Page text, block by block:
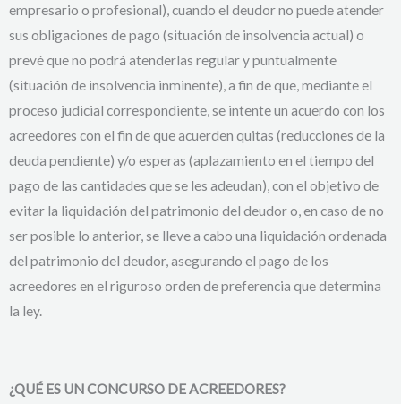
empresario o profesional), cuando el deudor no puede atender
sus obligaciones de pago (situación de insolvencia actual) o
prevé que no podrá atenderlas regular y puntualmente
(situación de insolvencia inminente), a fin de que, mediante el
proceso judicial correspondiente, se intente un acuerdo con los
acreedores con el fin de que acuerden quitas (reducciones de la
deuda pendiente) y/o esperas (aplazamiento en el tiempo del
pago de las cantidades que se les adeudan), con el objetivo de
evitar la liquidación del patrimonio del deudor o, en caso de no
ser posible lo anterior, se lleve a cabo una liquidación ordenada
del patrimonio del deudor, asegurando el pago de los
acreedores en el riguroso orden de preferencia que determina
la ley.
¿QUÉ ES UN CONCURSO DE ACREEDORES?